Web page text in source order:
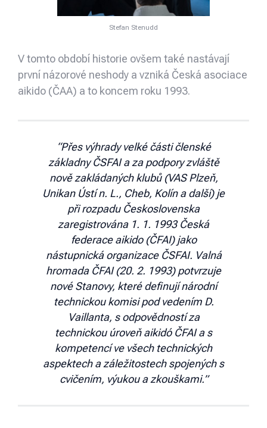
Stefan Stenudd
V tomto období historie ovšem také nastávají
první názorové neshody a vzniká Česká asociace
aikido (ČAA) a to koncem roku 1993.
“Přes výhrady velké části členské
základny ČSFAI a za podpory zvláště
nově zakládaných klubů (VAS Plzeň,
Unikan Ústí n. L., Cheb, Kolín a další) je
při rozpadu Československa
zaregistrována 1. 1. 1993 Česká
federace aikido (ČFAI) jako
nástupnická organizace ČSFAI. Valná
hromada ČFAI (20. 2. 1993) potvrzuje
nové Stanovy, které definují národní
technickou komisi pod vedením D.
Vaillanta, s odpovědností za
technickou úroveň aikidó ČFAI a s
kompetencí ve všech technických
aspektech a záležitostech spojených s
cvičením, výukou a zkouškami.”